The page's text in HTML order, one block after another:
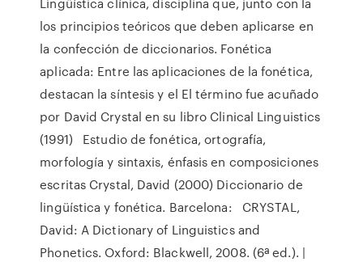
los principios teóricos que deben aplicarse en
la confección de diccionarios. Fonética
aplicada: Entre las aplicaciones de la fonética,
destacan la síntesis y el El término fue acuñado
por David Crystal en su libro Clinical Linguistics
(1991) Estudio de fonética, ortografía,
morfología y sintaxis, énfasis en composiciones
escritas Crystal, David (2000) Diccionario de
lingüística y fonética. Barcelona: CRYSTAL,
David: A Dictionary of Linguistics and
Phonetics. Oxford: Blackwell, 2008. (6ª ed.). |